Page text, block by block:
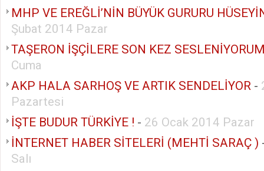
MHP VE EREĞLİ’NİN BÜYÜK GURURU
Şubat 2014 Pazar
TAŞERON İŞÇİLERE SON KEZ
Cuma
AKP HALA SARHOŞ VE ARTIK SENDELİYOR -
Pazartesi
İŞTE BUDUR TÜRKİYE ! - 26 Ocak 2014 Pazar
İNTERNET HABER SİTELERİ (MEHTİ SARAÇ )
Salı